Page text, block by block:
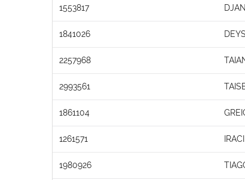
1553817
1841026
2257968
2993561
1861104
1261571
1980926